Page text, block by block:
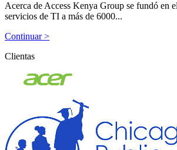
Acerca de Access Kenya Group se fundó en
servicios de TI a más de 6000...
Continuar >
Clientas